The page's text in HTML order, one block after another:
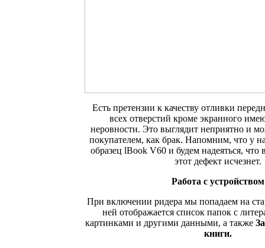
Есть претензии к качеству отливки
всех отверстий кроме экранного
неровности. Это выглядит неприятно и
покупателем, как брак. Напомним, что у
образец lBook V60 и будем надеяться,
этот дефект исчезнет.
Работа с устройством
При включении ридера мы попадаем на
ней отображается список папок с
картинками и другими данными, а также
книги.